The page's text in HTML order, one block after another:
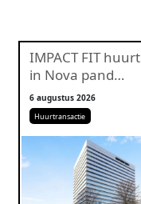
IMPACT FIT huurt
in Nova pand
Utrecht
6 augustus 2026
Huurtransactie